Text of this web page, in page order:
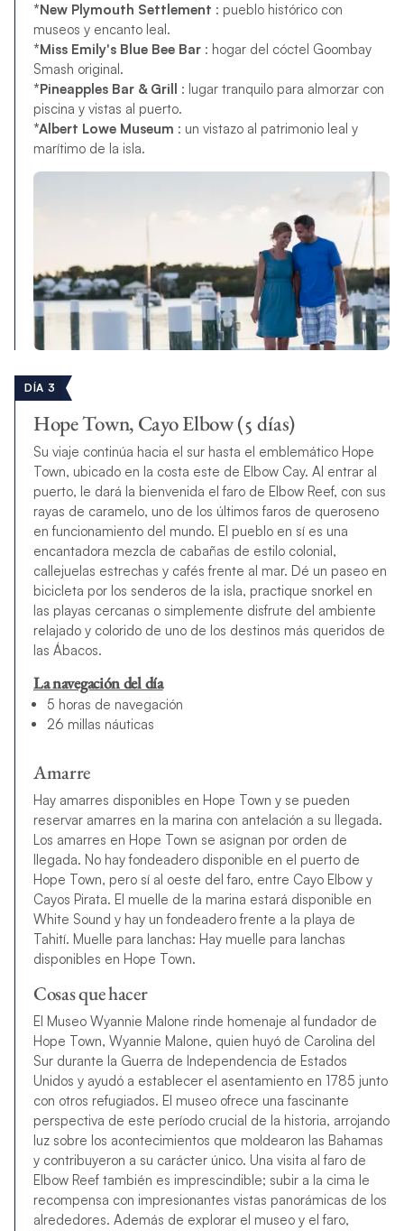
*New Plymouth Settlement : pueblo histórico con
museos y encanto leal.
*Miss Emily's Blue Bee Bar: hogar del cóctel Goombay
Smash original.
*Pineapples Bar & Grill
: lugar tranquilo para almorzar con
piscina y vistas al puerto.
*Albert Lowe Museum : un vistazo al patrimonio leal y
marítimo de la isla.
DÍA 3
Hope Town, Cayo Elbow (5 días)
Su viaje continúa hacia el sur hasta el emblemático Hope
Town, ubicado en la costa este de Elbow Cay. Al entrar al
puerto, le dará la bienvenida el faro de Elbow Reef, con sus
rayas de caramelo, uno de los últimos faros de queroseno
en funcionamiento del mundo. El pueblo en sí es una
encantadora mezcla de cabañas de estilo colonial,
callejuelas estrechas y cafés frente al mar. Dé un paseo en
bicicleta por los senderos de la isla, practique snorkel en
las playas cercanas o simplemente disfrute del ambiente
relajado y colorido de uno de los destinos más queridos de
las Ábacos.
La navegación del día
5 horas de navegación
26 millas náuticas
Amarre
Hay amarres disponibles en Hope Town y se pueden
reservar amarres en la marina con antelación a su llegada.
Los amarres en Hope Town se asignan por orden de
llegada. No hay fondeadero disponible en el puerto de
Hope Town, pero sí al oeste del faro, entre Cayo Elbow y
Cayos Pirata. El muelle de la marina estará disponible en
White Sound y hay un fondeadero frente a la playa de
Tahití. Muelle para lanchas: Hay muelle para lanchas
disponibles en Hope Town.
Cosas que hacer
El Museo Wyannie Malone rinde homenaje al fundador de
Hope Town, Wyannie Malone, quien huyó de Carolina del
Sur durante la Guerra de Independencia de Estados
Unidos y ayudó a establecer el asentamiento en 1785 junto
con otros refugiados. El museo ofrece una fascinante
perspectiva de este período crucial de la historia, arrojando
luz sobre los acontecimientos que moldearon las Bahamas
y contribuyeron a su carácter único. Una visita al faro de
Elbow Reef también es imprescindible; subir a la cima le
recompensa con impresionantes vistas panorámicas de los
alrededores. Además de explorar el museo y el faro,